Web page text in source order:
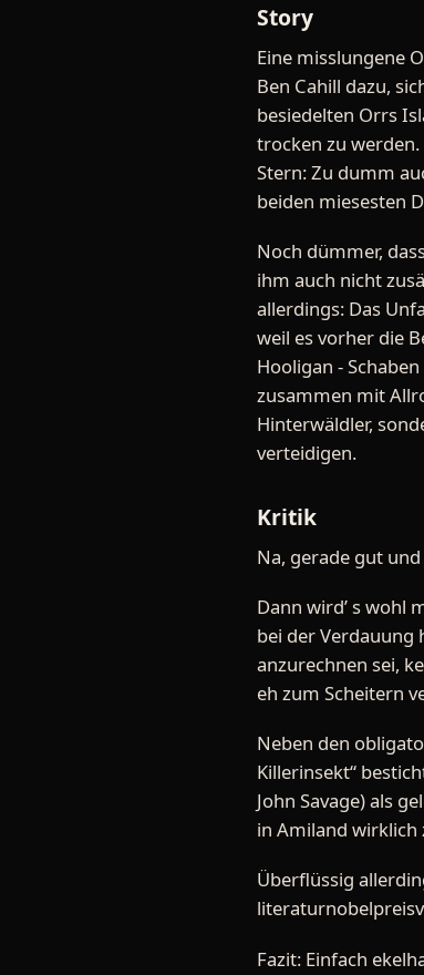
Story
Eine misslungene
Ben Cahill dazu,
besiedelten Orrs
trocken zu
Stern: Zu dumm
beiden miesesten
Noch dümmer,
ihm auch nicht
allerdings: Das
weil es vorher die
Hooligan -
zusammen mit
Hinterwäldler,
verteidigen.
Kritik
Na, gerade gut
Dann wird’ s wohl
bei der Verdauung
anzurechnen sei,
eh zum Scheitern
Neben den
Killerinsekt“
John Savage) als
in Amiland wirklich
Überflüssig
Fazit: Einfach